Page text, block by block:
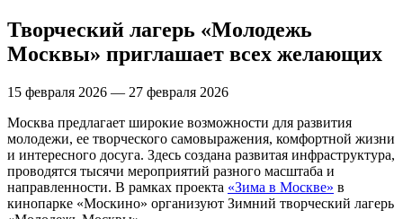
Творческий лагерь «Молодежь
Москвы» приглашает всех желающих
15 февраля 2026 — 27 февраля 2026
Москва предлагает широкие возможности для развития
молодежи, ее творческого самовыражения, комфортной жизни
и интересного досуга. Здесь создана развитая инфраструктура,
проводятся тысячи мероприятий разного масштаба и
направленности. В рамках проекта «Зима в Москве» в
кинопарке «Москино» организуют Зимний творческий лагерь